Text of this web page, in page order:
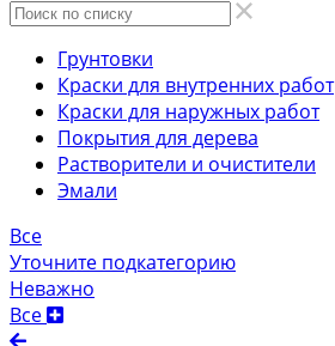
Грунтовки
Краски для внутренних работ
Краски для наружных работ
Покрытия для дерева
Растворители и очистители
Эмали
Все
Уточните подкатегорию
Неважно
Все